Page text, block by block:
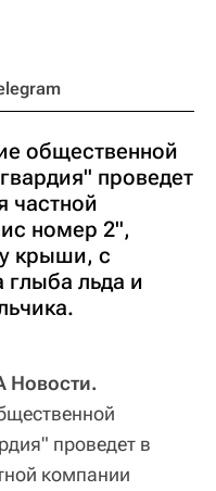
общественной
проведет
частной
номер 2",
крыши, с
глыба льда и
Новости.
проведет в
компании